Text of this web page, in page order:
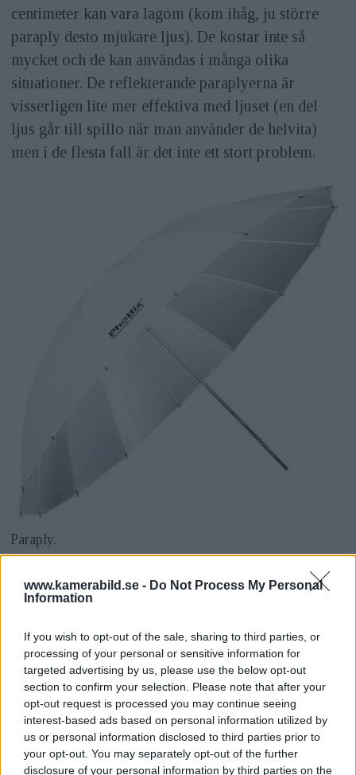
www.kamerabild.se - Do Not Process My Personal
Information
If you wish to opt-out of the sale, sharing to third parties, or
processing of your personal or sensitive information for
targeted advertising by us, please use the below opt-out
section to confirm your selection. Please note that after your
opt-out request is processed you may continue seeing
interest-based ads based on personal information utilized by
us or personal information disclosed to third parties prior to
your opt-out. You may separately opt-out of the further
disclosure of your personal information by third parties on the
centimeter kan vara lagom (kom ihåg, ju större
paraply desto mjukare ljus). De kostar inte så
mycket och de kan användas i många olika
situationer. De reflekterande paraplyerna är
visserligen lite mer effektiva med ljuset (en del
ljus går till spillo när man använder de helvita)
men i de flesta fall är det inte ett stort problem.
Paraply.
Fördelen med paraplyn är också att de är rätt
smidiga när de är ihopfällda. Det finns varianter
som går att vika två gånger och blir som en
halvliters läskflaska ungefär.
ANNONS
Avståndet avgör
Som jag beskrev tidigare spelar den relativa